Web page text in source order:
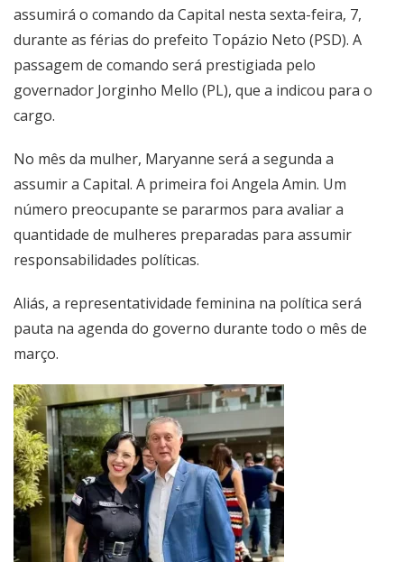
assumirá o comando da Capital nesta sexta-feira, 7,
durante as férias do prefeito Topázio Neto (PSD). A
passagem de comando será prestigiada pelo
governador Jorginho Mello (PL), que a indicou para o
cargo.
No mês da mulher, Maryanne será a segunda a
assumir a Capital. A primeira foi Angela Amin. Um
número preocupante se pararmos para avaliar a
quantidade de mulheres preparadas para assumir
responsabilidades políticas.
Aliás, a representatividade feminina na política será
pauta na agenda do governo durante todo o mês de
março.